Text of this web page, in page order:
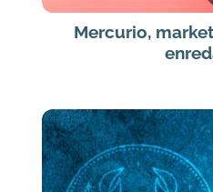
Mercurio,